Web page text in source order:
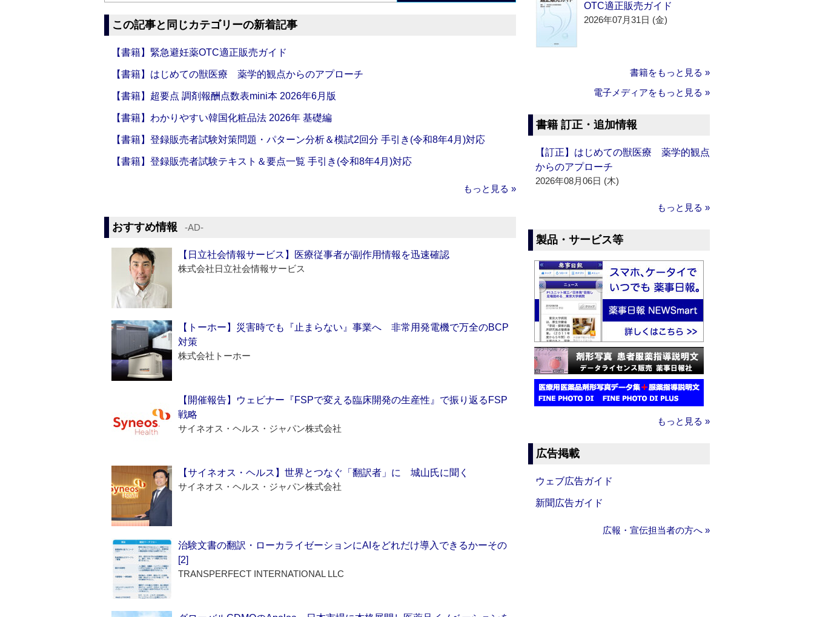
この記事と同じカテゴリーの新着記事
【書籍】緊急避妊薬OTC適正販売ガイド
【書籍】はじめての獣医療 薬学的観点からのアプローチ
【書籍】超要点 調剤報酬点数表mini本 2026年6月版
【書籍】わかりやすい韓国化粧品法 2026年 基礎編
【書籍】登録販売者試験対策問題・パターン分析＆模試2回分 手引き(令和8年4月)対応
【書籍】登録販売者試験テキスト＆要点一覧 手引き(令和8年4月)対応
もっと見る »
おすすめ情報 ‐AD‐
【日立社会情報サービス】医療従事者が副作用情報を迅速確認
株式会社日立社会情報サービス
【トーホー】災害時でも『止まらない』事業へ 非常用発電機で万全のBCP
対策
株式会社トーホー
【開催報告】ウェビナー『FSPで変える臨床開発の生産性』で振り返るFSP
戦略
サイネオス・ヘルス・ジャパン株式会社
【サイネオス・ヘルス】世界とつなぐ「翻訳者」に 城山氏に聞く
サイネオス・ヘルス・ジャパン株式会社
治験文書の翻訳・ローカライゼーションにAIをどれだけ導入できるかーその
[2]
TRANSPERFECT INTERNATIONAL LLC
OTC適正販売ガイド
2026年07月31日 (金)
書籍をもっと見る »
電子メディアをもっと見る »
書籍 訂正・追加情報
【訂正】はじめての獣医療 薬学的観点
からのアプローチ
2026年08月06日 (木)
もっと見る »
製品・サービス等
もっと見る »
広告掲載
ウェブ広告ガイド
新聞広告ガイド
広報・宣伝担当者の方へ »